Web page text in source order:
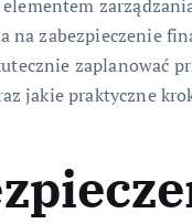
na zabezpieczenie
zaplanować
jakie praktyczne